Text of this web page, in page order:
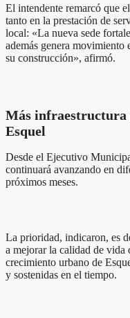
El intendente remarcó que
tanto en la prestación de
local: «La nueva sede
además genera movimiento
su construcción», afirmó.
Más infraestructura
Esquel
Desde el Ejecutivo
continuará avanzando en
próximos meses.
La prioridad, indicaron, es
a mejorar la calidad de vida
crecimiento urbano de
y sostenidas en el tiempo.